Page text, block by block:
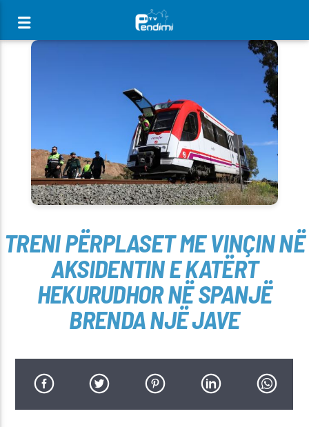
[There are no radio stations in the database]
TRENI PËRPLASET ME VINÇIN NË
AKSIDENTIN E KATËRT
HEKURUDHOR NË SPANJË
BRENDA NJË JAVE